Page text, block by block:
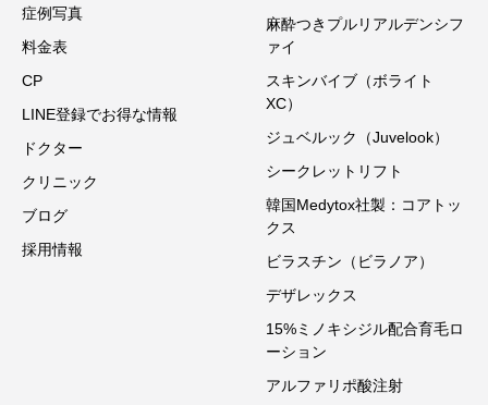
症例写真
料金表
CP
LINE登録でお得な情報
ドクター
クリニック
ブログ
採用情報
麻酔つきプルリアルデンシフ
ァイ
スキンバイブ（ボライト
XC）
ジュベルック（Juvelook）
シークレットリフト
韓国Medytox社製：コアトッ
クス
ビラスチン（ビラノア）
デザレックス
15%ミノキシジル配合育毛ロ
ーション
アルファリポ酸注射